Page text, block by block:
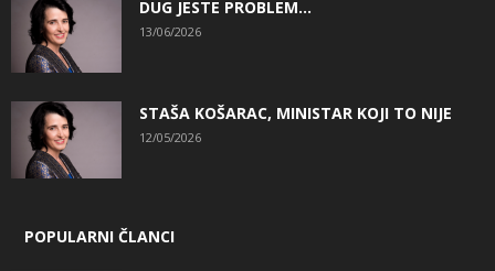
DUG JESTE PROBLEM…
13/06/2026
STAŠA KOŠARAC, MINISTAR KOJI TO NIJE
12/05/2026
POPULARNI ČLANCI